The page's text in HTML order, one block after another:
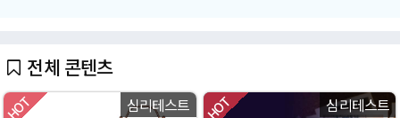
전체 콘텐츠
심리테스트 심리테스트